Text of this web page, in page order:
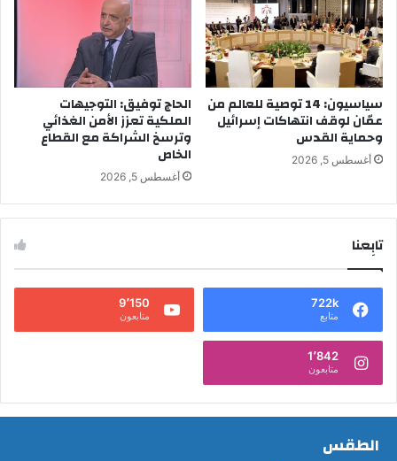
سياسيون: 14 توصية للعالم من
عمّان لوقف انتهاكات إسرائيل
وحماية القدس
أغسطس 5, 2026
الحاج توفيق: التوجيهات
الملكية تعزز الأمن الغذائي
وترسخ الشراكة مع القطاع
الخاص
أغسطس 5, 2026
تابِعنا
722k
متابع
9٬150
متابعون
1٬842
متابعون
الطقس